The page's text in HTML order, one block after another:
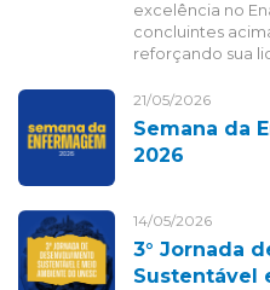
excelência no
concluintes
reforçando sua
21/05/2026
Semana da
2026
14/05/2026
3° Jornada
Sustentável